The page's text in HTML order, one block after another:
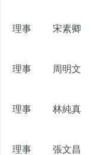
理事 宋素卿
理事 周明文
理事 林純真
理事 張文昌